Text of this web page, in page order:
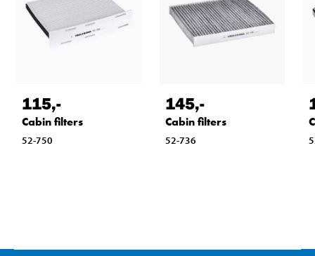
115,-
Cabin filters
52-750
145,-
Cabin filters
52-736